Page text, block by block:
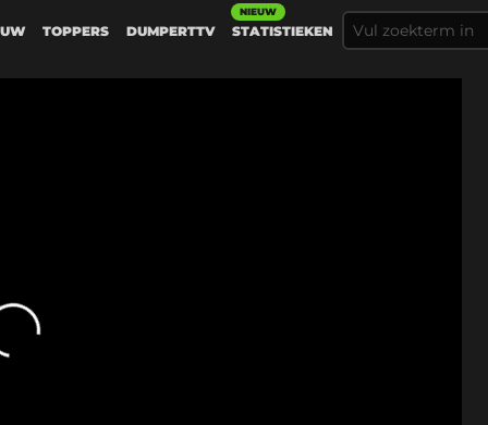
TOPPERS DUMPERTTV STATISTIEKEN
NIEUW